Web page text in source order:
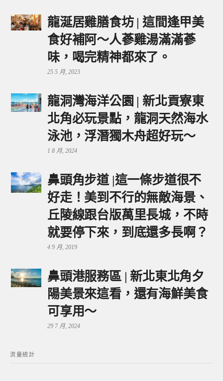
龍涎居雞膳食坊 | 這間逢甲美
食好補阿～人蔘雞湯滿滿蔘
味，喝完精神都來了。
25 5 月, 2023
龍洞灣海洋公園 | 新北貢寮東
北角必玩景點，龍洞天然海水
泳池，浮潛獨木舟超好玩～
1 8 月, 2024
鼻頭角步道 |這一條步道很不
好走！美到不行的無敵海景、
丘陵線跟台版萬里長城，不時
就要停下來，到底還多長啊？
4 9 月, 2019
鼻頭港服務區 | 新北東北角夕
陽美景來這看，還有海鮮美食
可享用～
29 7 月, 2024
流量統計